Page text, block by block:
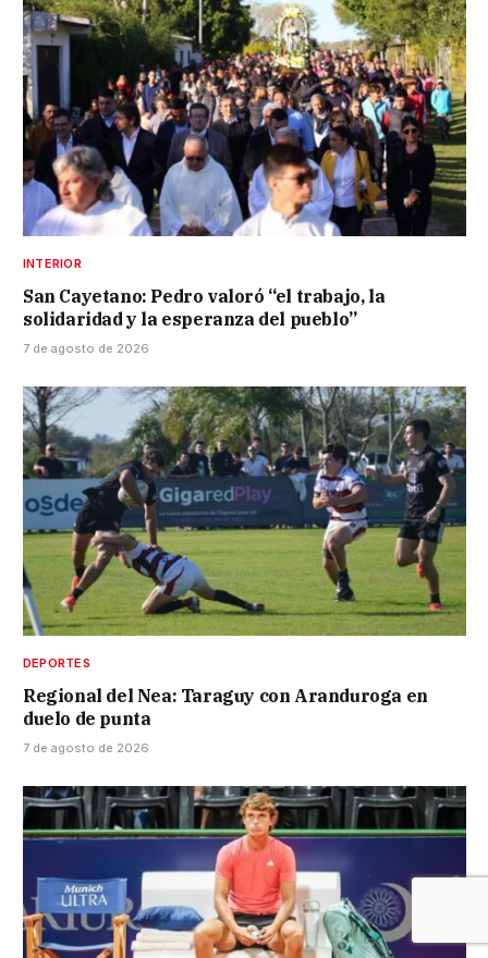
INTERIOR
San Cayetano: Pedro valoró “el trabajo, la
solidaridad y la esperanza del pueblo”
7 de agosto de 2026
DEPORTES
Regional del Nea: Taraguy con Aranduroga en
duelo de punta
7 de agosto de 2026